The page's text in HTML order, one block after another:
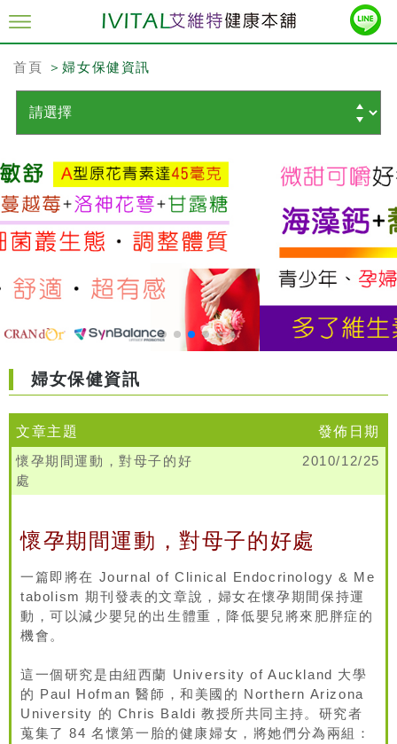
首頁 ＞婦女保健資訊
婦女保健資訊
文章主題
發佈日期
懷孕期間運動，對母子的好
處
2010/12/25
懷孕期間運動，對母子的好處
一篇即將在 Journal of Clinical Endocrinology & Me
tabolism 期刊發表的文章說，婦女在懷孕期間保持運
動，可以減少嬰兒的出生體重，降低嬰兒將來肥胖症的
機會。
這一個研究是由紐西蘭 University of Auckland 大學
的 Paul Hofman 醫師，和美國的 Northern Arizona
University 的 Chris Baldi 教授所共同主持。研究者
蒐集了 84 名懷第一胎的健康婦女，將她們分為兩組：